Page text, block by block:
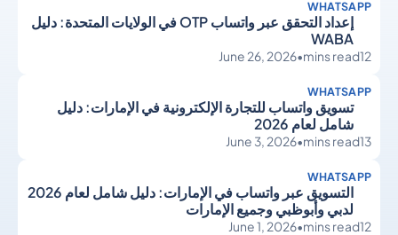
WHATSAPP
إعداد التحقق عبر واتساب OTP في الولايات المتحدة: دليل
WABA
12
mins read
•
June 26, 2026
WHATSAPP
تسويق واتساب للتجارة الإلكترونية في الإمارات: دليل
شامل لعام 2026
13
mins read
•
June 3, 2026
WHATSAPP
التسويق عبر واتساب في الإمارات: دليل شامل لعام 2026
لدبي وأبوظبي وجميع الإمارات
12
mins read
•
June 1, 2026